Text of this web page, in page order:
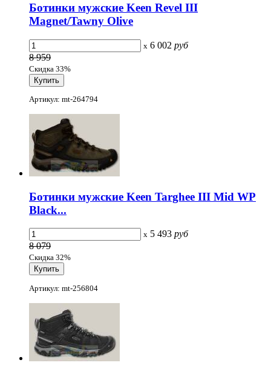
Ботинки мужские Keen Revel III
Magnet/Tawny Olive
x 6 002 руб
8 959
Скидка 33%
Артикул: mt-264794
Ботинки мужские Keen Targhee III Mid WP
Black...
x 5 493 руб
8 079
Скидка 32%
Артикул: mt-256804